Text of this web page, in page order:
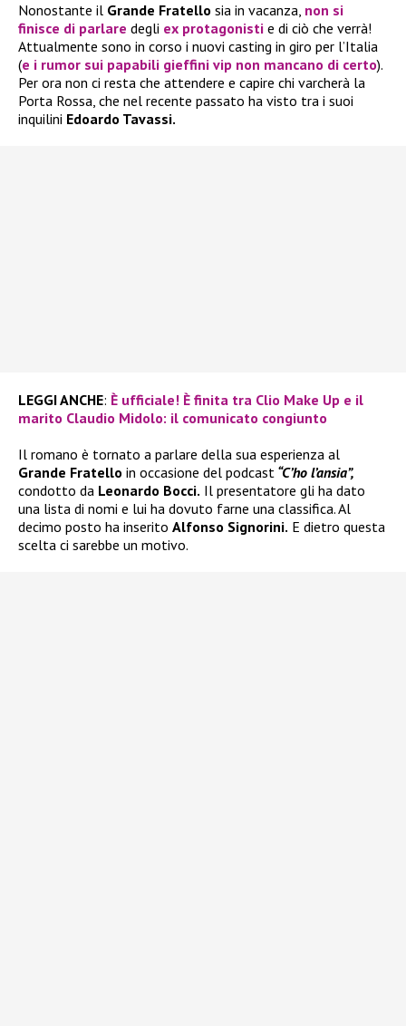
Nonostante il Grande Fratello sia in vacanza, non si
finisce di parlare degli ex protagonisti e di ciò che verrà!
Attualmente sono in corso i nuovi casting in giro per l’Italia
(e i rumor sui papabili gieffini vip non mancano di certo).
Per ora non ci resta che attendere e capire chi varcherà la
Porta Rossa, che nel recente passato ha visto tra i suoi
inquilini Edoardo Tavassi.
LEGGI ANCHE: È ufficiale! È finita tra Clio Make Up e il
marito Claudio Midolo: il comunicato congiunto
Il romano è tornato a parlare della sua esperienza al
Grande Fratello in occasione del podcast “C’ho l’ansia”,
condotto da Leonardo Bocci. Il presentatore gli ha dato
una lista di nomi e lui ha dovuto farne una classifica. Al
decimo posto ha inserito Alfonso Signorini. E dietro questa
scelta ci sarebbe un motivo.